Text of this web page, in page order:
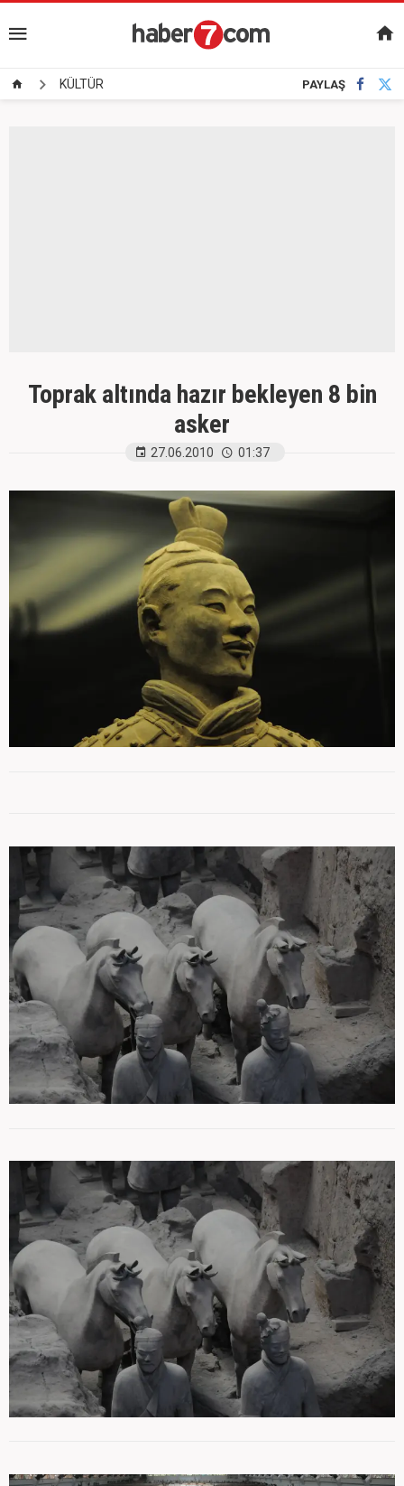
KÜLTÜR PAYLAŞ
Toprak altında hazır bekleyen 8 bin
asker
27.06.2010 01:37